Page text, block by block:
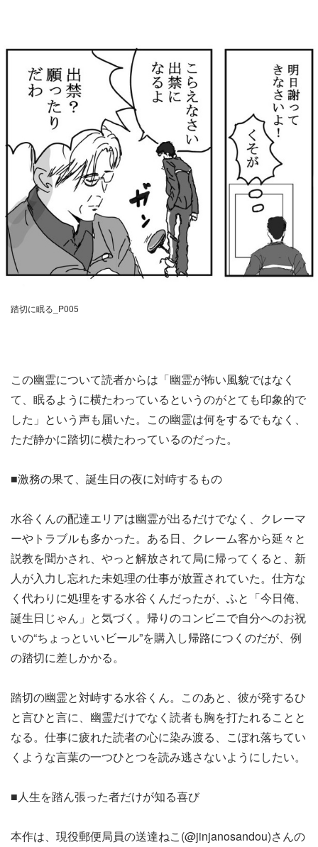
踏切に眠る_P005
この幽霊について読者からは「幽霊が怖い風貌ではなく
て、眠るように横たわっているというのがとても印象的で
した」という声も届いた。この幽霊は何をするでもなく、
ただ静かに踏切に横たわっているのだった。
■激務の果て、誕生日の夜に対峙するもの
水谷くんの配達エリアは幽霊が出るだけでなく、クレーマ
ーやトラブルも多かった。ある日、クレーム客から延々と
説教を聞かされ、やっと解放されて局に帰ってくると、新
人が入力し忘れた未処理の仕事が放置されていた。仕方な
く代わりに処理をする水谷くんだったが、ふと「今日俺、
誕生日じゃん」と気づく。帰りのコンビニで自分へのお祝
いの“ちょっといいビール”を購入し帰路につくのだが、例
の踏切に差しかかる。
踏切の幽霊と対峙する水谷くん。このあと、彼が発するひ
と言ひと言に、幽霊だけでなく読者も胸を打たれることと
なる。仕事に疲れた読者の心に染み渡る、こぼれ落ちてい
くような言葉の一つひとつを読み逃さないようにしたい。
■人生を踏ん張った者だけが知る喜び
本作は、現役郵便局員の送達ねこ(@jinjanosandou)さんの